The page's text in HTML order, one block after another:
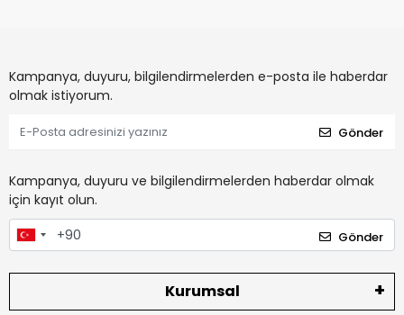
Kampanya, duyuru, bilgilendirmelerden e-posta ile haberdar
olmak istiyorum.
Gönder
Kampanya, duyuru ve bilgilendirmelerden haberdar olmak
için kayıt olun.
Gönder
Kurumsal